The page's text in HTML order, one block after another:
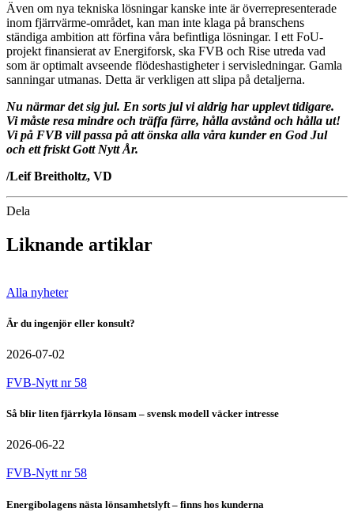
Även om nya tekniska lösningar kanske inte är överrepresenterade
inom fjärrvärme-området, kan man inte klaga på branschens
ständiga ambition att förfina våra befintliga lösningar. I ett FoU-
projekt finansierat av Energiforsk, ska FVB och Rise utreda vad
som är optimalt avseende flödeshastigheter i servisledningar. Gamla
sanningar utmanas. Detta är verkligen att slipa på detaljerna.
Nu närmar det sig jul. En sorts jul vi aldrig har upplevt tidigare.
Vi måste resa mindre och träffa färre, hålla avstånd och hålla ut!
Vi på FVB vill passa på att önska alla våra kunder en God Jul
och ett friskt Gott Nytt År.
/Leif Breitholtz, VD
Dela
Liknande artiklar
Alla nyheter
Är du ingenjör eller konsult?
2026-07-02
FVB-Nytt nr 58
Så blir liten fjärrkyla lönsam – svensk modell väcker intresse
2026-06-22
FVB-Nytt nr 58
Energibolagens nästa lönsamhetslyft – finns hos kunderna